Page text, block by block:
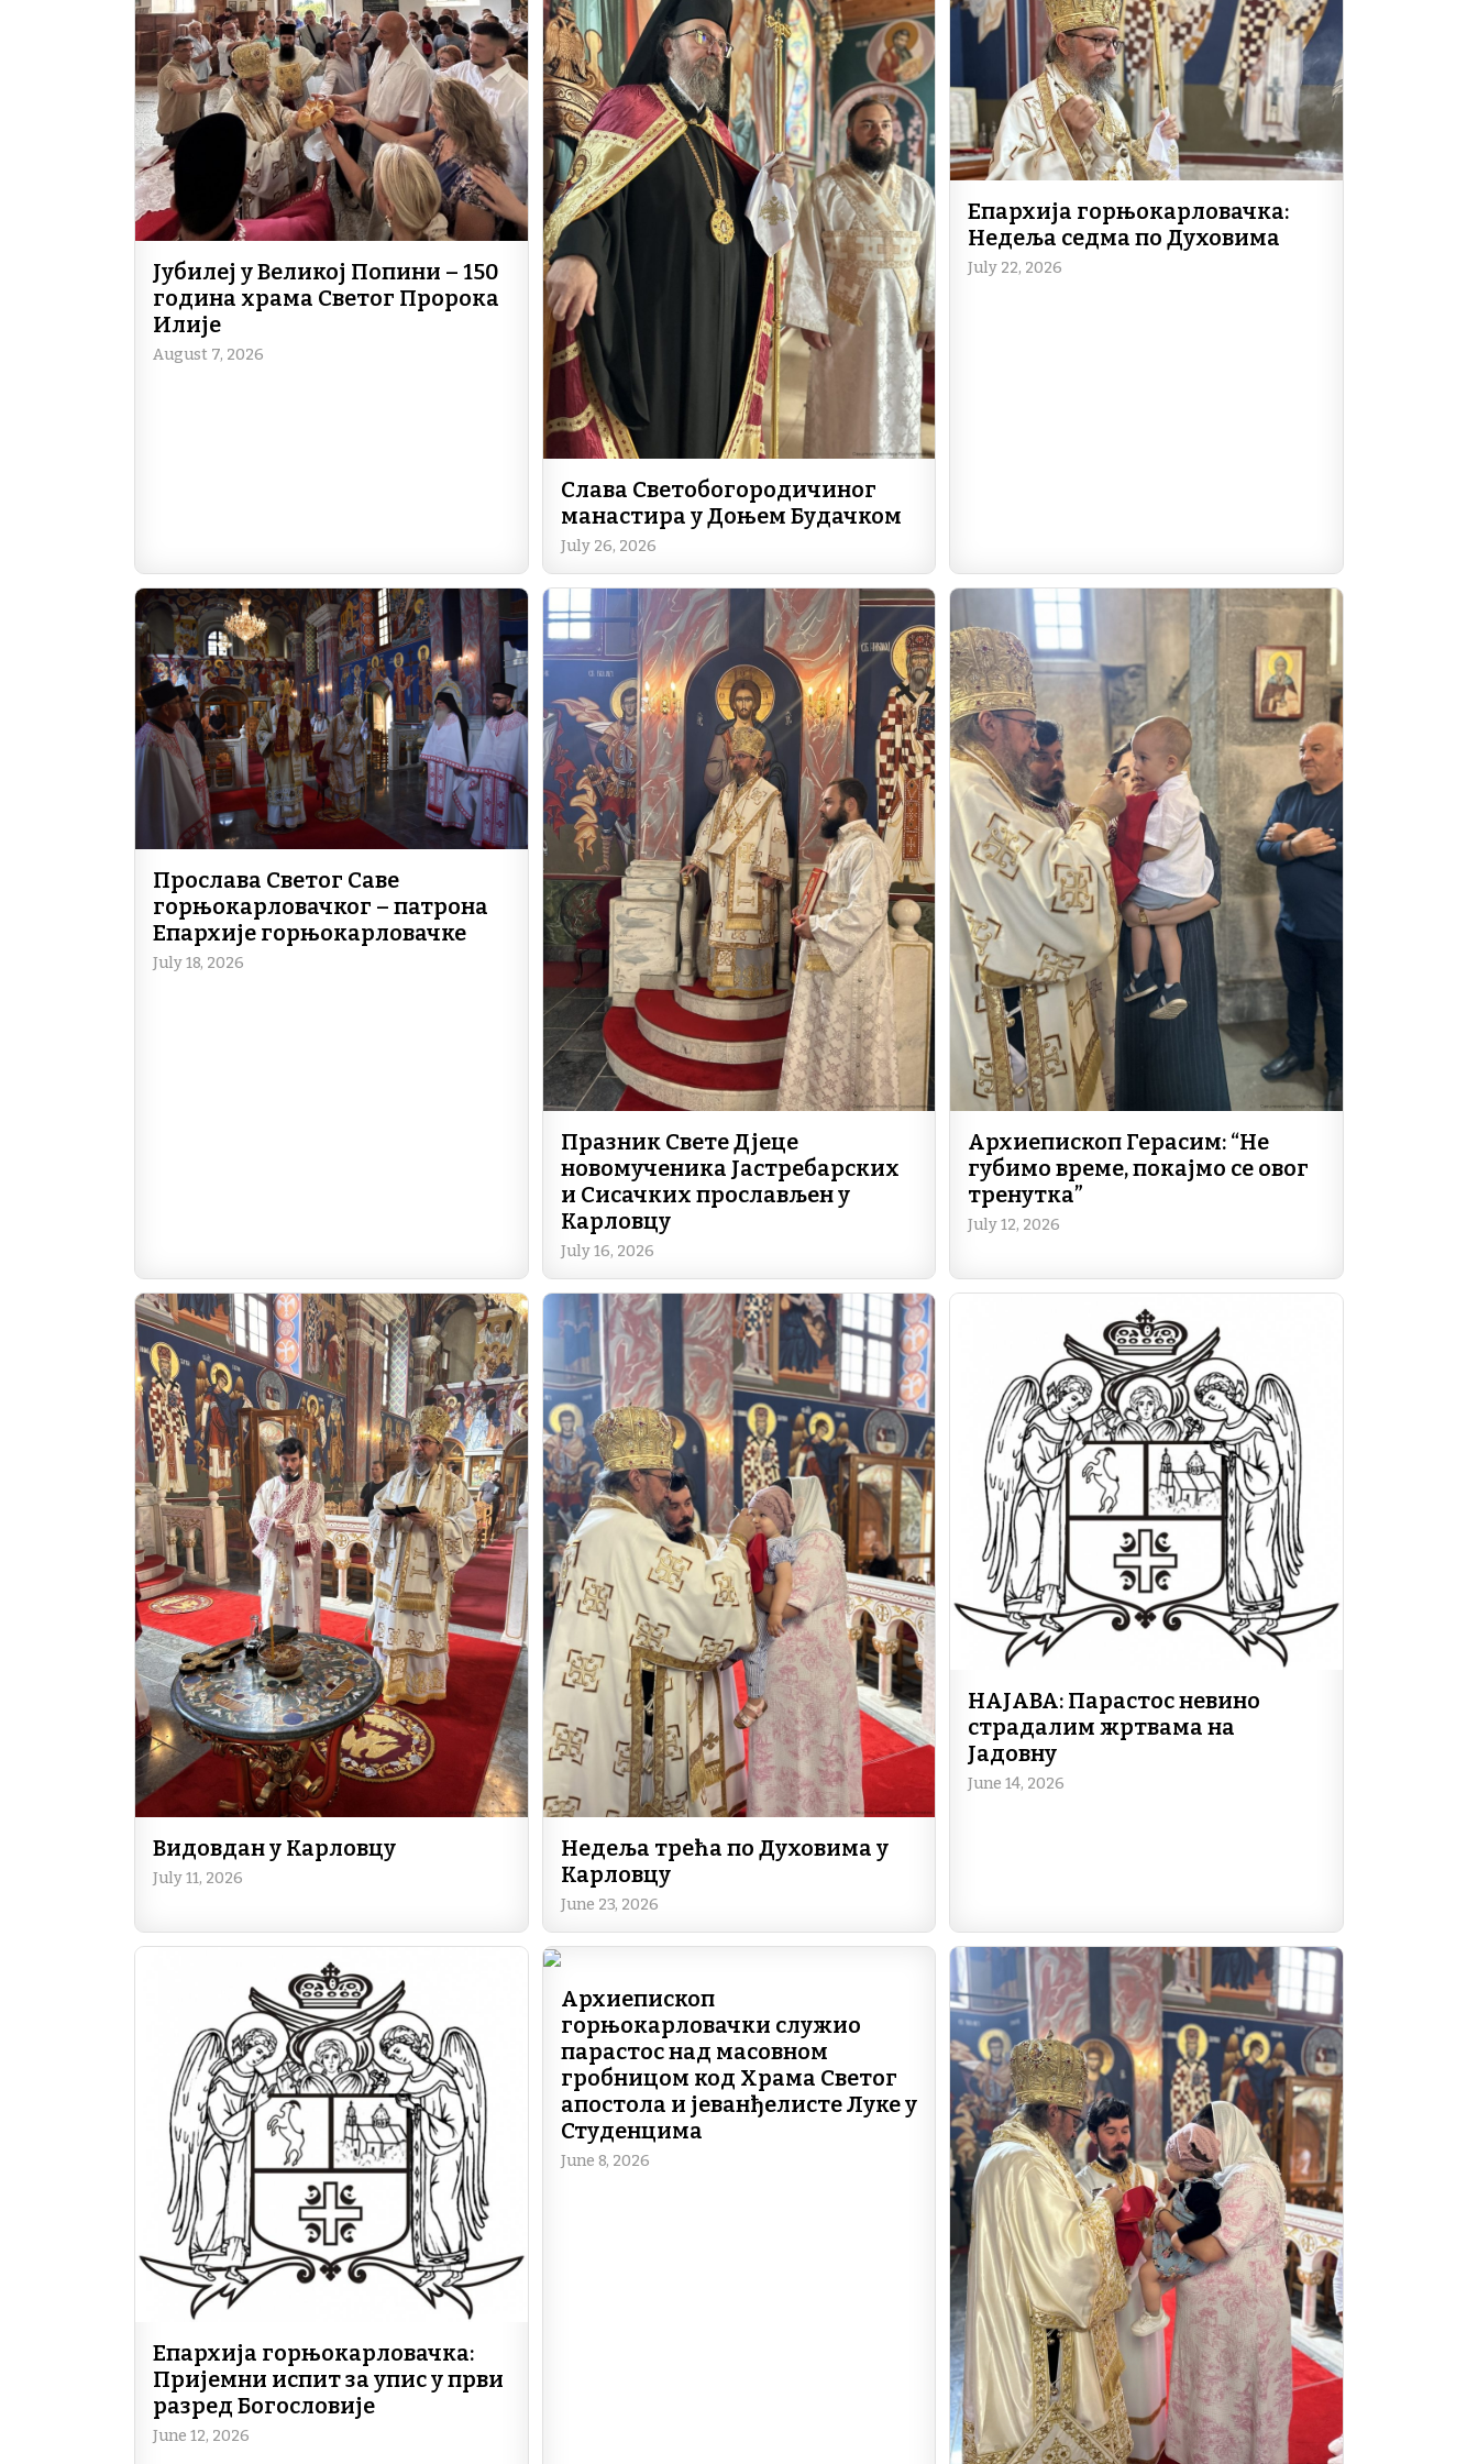
Јубилеј у Великој Попини – 150
година храма Светог Пророка
Илије
August 7, 2026
Слава Светобогородичиног
манастира у Доњем Будачком
July 26, 2026
Епархија горњокарловачка:
Недеља седма по Духовима
July 22, 2026
Прослава Светог Саве
горњокарловачког – патрона
Епархије горњокарловачке
July 18, 2026
Празник Свете Дјеце
новомученика Јастребарских
и Сисачких прослављен у
Карловцу
July 16, 2026
Архиепископ Герасим: “Не
губимо време, покајмо се овог
тренутка”
July 12, 2026
Видовдан у Карловцу
July 11, 2026
Недеља трећа по Духовима у
Карловцу
June 23, 2026
НАЈАВА: Парастос невино
страдалим жртвама на
Јадовну
June 14, 2026
Епархија горњокарловачка:
Пријемни испит за упис у први
разред Богословије
June 12, 2026
Архиепископ
горњокарловачки служио
парастос над масовном
гробницом код Храма Светог
апостола и јеванђелисте Луке у
Студенцима
June 8, 2026